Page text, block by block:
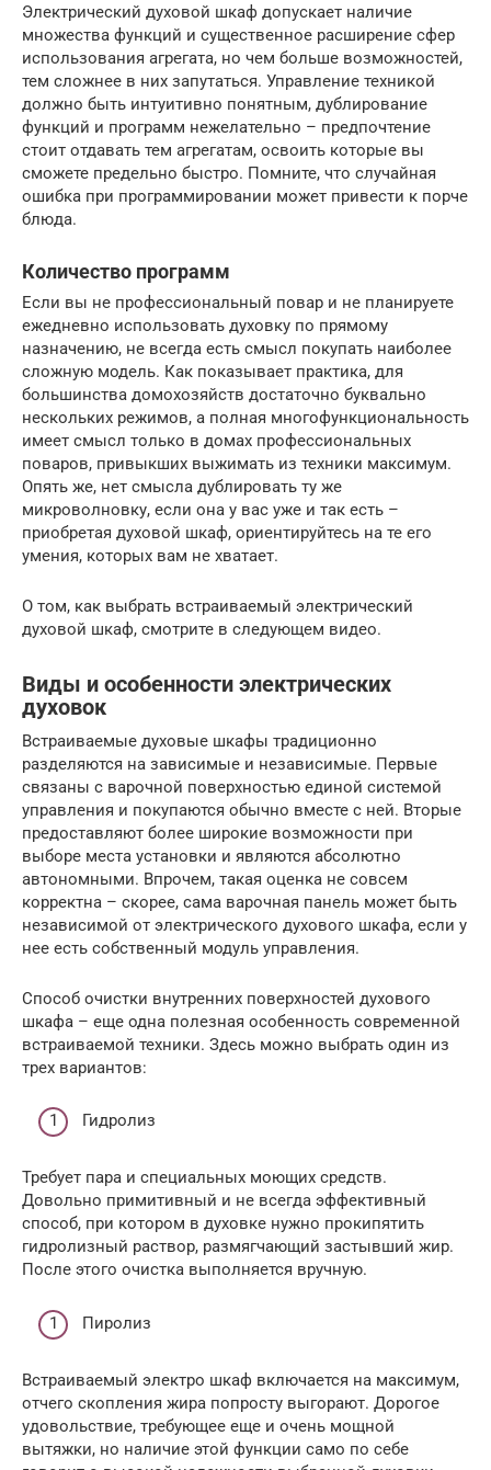
Электрический духовой шкаф допускает наличие
множества функций и существенное расширение сфер
использования агрегата, но чем больше возможностей,
тем сложнее в них запутаться. Управление техникой
должно быть интуитивно понятным, дублирование
функций и программ нежелательно – предпочтение
стоит отдавать тем агрегатам, освоить которые вы
сможете предельно быстро. Помните, что случайная
ошибка при программировании может привести к порче
блюда.
Количество программ
Если вы не профессиональный повар и не планируете
ежедневно использовать духовку по прямому
назначению, не всегда есть смысл покупать наиболее
сложную модель. Как показывает практика, для
большинства домохозяйств достаточно буквально
нескольких режимов, а полная многофункциональность
имеет смысл только в домах профессиональных
поваров, привыкших выжимать из техники максимум.
Опять же, нет смысла дублировать ту же
микроволновку, если она у вас уже и так есть –
приобретая духовой шкаф, ориентируйтесь на те его
умения, которых вам не хватает.
О том, как выбрать встраиваемый электрический
духовой шкаф, смотрите в следующем видео.
Виды и особенности электрических
духовок
Встраиваемые духовые шкафы традиционно
разделяются на зависимые и независимые. Первые
связаны с варочной поверхностью единой системой
управления и покупаются обычно вместе с ней. Вторые
предоставляют более широкие возможности при
выборе места установки и являются абсолютно
автономными. Впрочем, такая оценка не совсем
корректна – скорее, сама варочная панель может быть
независимой от электрического духового шкафа, если у
нее есть собственный модуль управления.
Способ очистки внутренних поверхностей духового
шкафа – еще одна полезная особенность современной
встраиваемой техники. Здесь можно выбрать один из
трех вариантов:
Гидролиз
Требует пара и специальных моющих средств.
Довольно примитивный и не всегда эффективный
способ, при котором в духовке нужно прокипятить
гидролизный раствор, размягчающий застывший жир.
После этого очистка выполняется вручную.
Пиролиз
Встраиваемый электро шкаф включается на максимум,
отчего скопления жира попросту выгорают. Дорогое
удовольствие, требующее еще и очень мощной
вытяжки, но наличие этой функции само по себе